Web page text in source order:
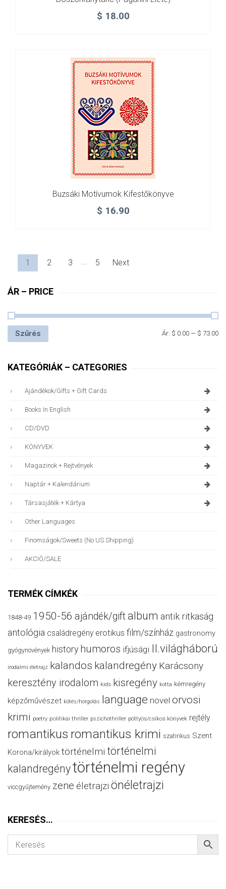
$ 18.00
Buzsáki Motívumok Kifestőkönyve
$ 16.90
1 2 3 ... 5 Next
ÁR – PRICE
Szűrés Ár: $ 0.00 — $ 73.00
KATEGÓRIÁK – CATEGORIES
Ajándékok/gifts + Gift Cards
Books In English
CD/DVD
KÖNYVEK
Magazinok + Rejtvények
Naptár + Kalendárium
Társasjáték + Kártya
Other Languages
Finomságok/sweets (no US Shipping)
AKCIÓ/SALE
TERMÉK CÍMKÉK
1848-49 1950-56 ajándék/giftalbum antik ritkaság
antológia családregény erotikus film/színház gastronomy
gyógynövények history humoros ifjúsági II.világháború
irodalmi életrajz kalandos kalandregény Karácsony
keresztény irodalom kids kisregény kotta kémregény
képzőművészet kötés/horgolás language novel orvosi
krimi poetry politikai thriller pszichothriller pöttyös/csíkos könyvek rejtély
romantikus romantikus krimi szatirikus Szent
Korona/királyok történelmi történelmi
kalandregénytörténelmi regény
viccgyűjtemény zene életrajzi önéletrajzi
KERESÉS…